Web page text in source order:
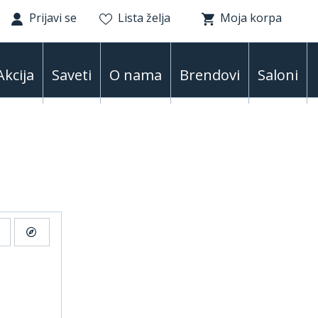
Prijavi se Lista želja Moja korpa
Saveti O nama Brendovi Saloni